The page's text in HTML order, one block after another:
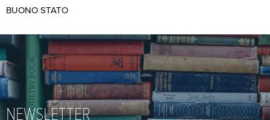
BUONO STATO
NEWSLETTER